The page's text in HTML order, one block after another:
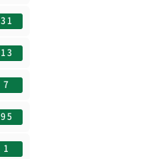
31
13
7
95
1